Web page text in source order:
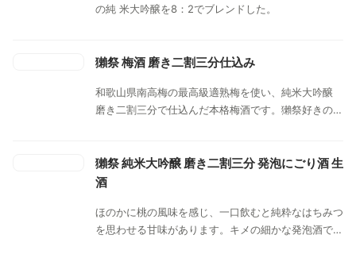
の純 米大吟醸を8：2でブレンドした。
獺祭 梅酒 磨き二割三分仕込み
和歌山県南高梅の最高級適熟梅を使い、純米大吟醸
磨き二割三分で仕込んだ本格梅酒です。獺祭好きのみ
獺祭 純米大吟醸 磨き二割三分 発泡にごり酒 生
酒
ほのかに桃の風味を感じ、一口飲むと純粋なはちみつ
を思わせる甘味があります。キメの細かな発泡酒で口